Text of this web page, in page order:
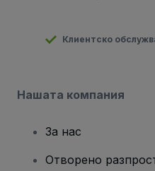
Клиентско
Нашата компания
За нас
Отворено